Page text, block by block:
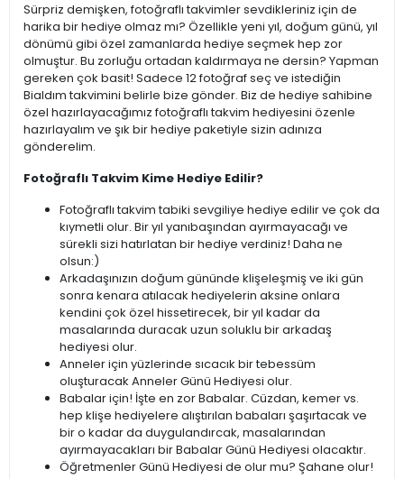
Sürpriz demişken, fotoğraflı takvimler sevdikleriniz için de
harika bir hediye olmaz mı? Özellikle yeni yıl, doğum günü, yıl
dönümü gibi özel zamanlarda hediye seçmek hep zor
olmuştur. Bu zorluğu ortadan kaldırmaya ne dersin? Yapman
gereken çok basit! Sadece 12 fotoğraf seç ve istediğin
Bialdım takvimini belirle bize gönder. Biz de hediye sahibine
özel hazırlayacağımız fotoğraflı takvim hediyesini özenle
hazırlayalım ve şık bir hediye paketiyle sizin adınıza
gönderelim.
Fotoğraflı Takvim Kime Hediye Edilir?
Fotoğraflı takvim tabiki sevgiliye hediye edilir ve çok da
kıymetli olur. Bir yıl yanıbaşından ayırmayacağı ve
sürekli sizi hatırlatan bir hediye verdiniz! Daha ne
olsun:)
Arkadaşınızın doğum gününde klişeleşmiş ve iki gün
sonra kenara atılacak hediyelerin aksine onlara
kendini çok özel hissetirecek, bir yıl kadar da
masalarında duracak uzun soluklu bir arkadaş
hediyesi olur.
Anneler için yüzlerinde sıcacık bir tebessüm
oluşturacak Anneler Günü Hediyesi olur.
Babalar için! İşte en zor Babalar. Cüzdan, kemer vs.
hep klişe hediyelere alıştırılan babaları şaşırtacak ve
bir o kadar da duygulandırcak, masalarından
ayırmayacakları bir Babalar Günü Hediyesi olacaktır.
Öğretmenler Günü Hediyesi de olur mu? Şahane olur!